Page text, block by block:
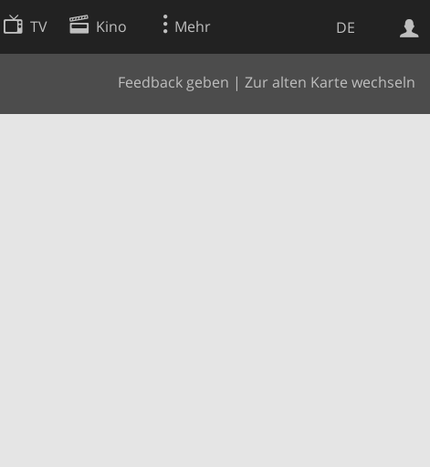
DE
TV Kino Mehr
Feedback geben | Zur alten Karte wechseln
Websuche